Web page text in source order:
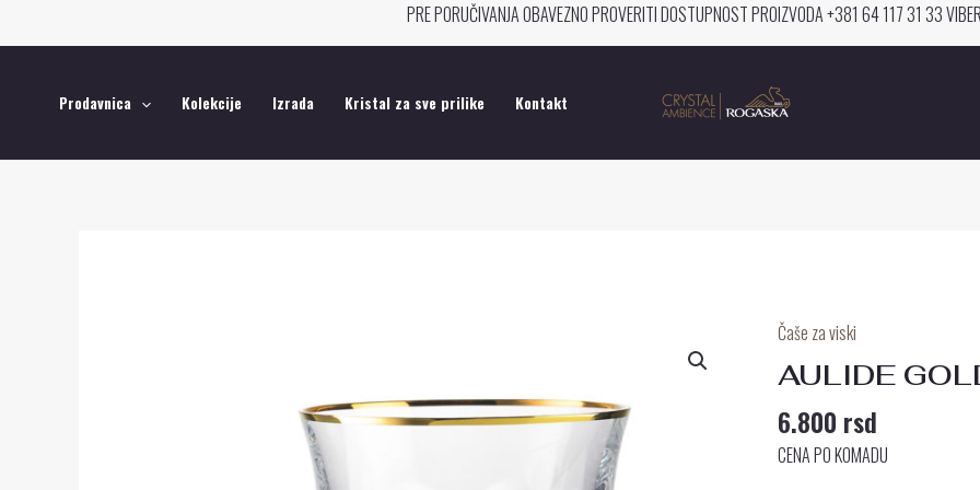
na
PRE PORUČIVANJA OBAVEZNO PROVERITI DOSTUPNOST PROIZVODA +381 64 117 31 33
Prodavnica Kolekcije Izrada Kristal za sve prilike Kontakt
Čaše za viski
AULIDE
6.800 rsd
CENA PO KOMADU
AULIDE
GOLD
ZA
VISKI